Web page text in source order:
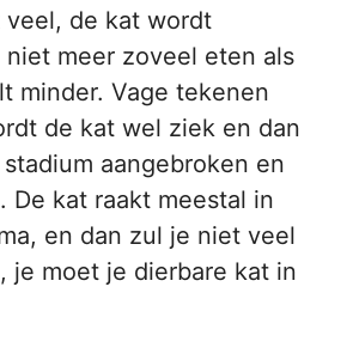
de kat wordt
meer zoveel eten als
minder. Vage tekenen
de kat wel ziek en dan
aangebroken en
De kat raakt meestal in
en dan zul je niet veel
je moet je dierbare kat in